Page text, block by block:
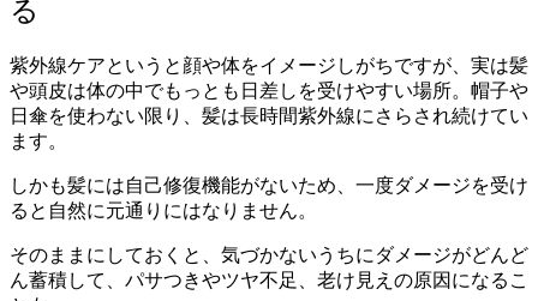
る
紫外線ケアというと顔や体をイメージしがちですが、実は髪
や頭皮は体の中でもっとも日差しを受けやすい場所。帽子や
日傘を使わない限り、髪は長時間紫外線にさらされ続けてい
ます。
しかも髪には自己修復機能がないため、一度ダメージを受け
ると自然に元通りにはなりません。
そのままにしておくと、 気づかないうちにダメージがどんど
ん蓄積して、パサつきやツヤ不足、老け見えの原因になるこ